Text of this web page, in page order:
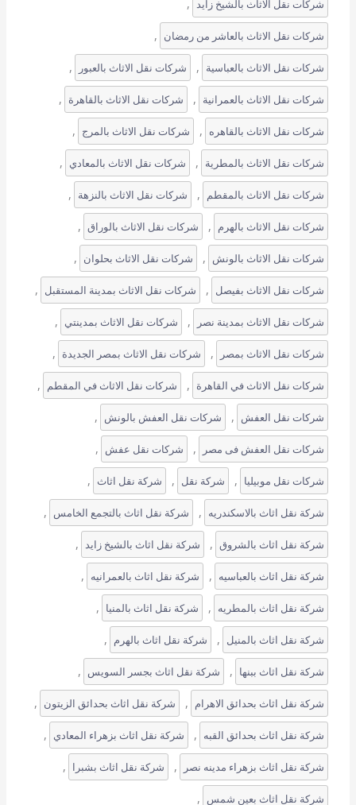
شركات نقل الاثاث بالشيخ زايد ,
شركات نقل الاثاث بالعاشر من رمضان ,
شركات نقل الاثاث بالعباسية , شركات نقل الاثاث بالعبور ,
شركات نقل الاثاث بالعمرانية , شركات نقل الاثاث بالقاهرة ,
شركات نقل الاثاث بالقاهره , شركات نقل الاثاث بالمرج ,
شركات نقل الاثاث بالمطرية , شركات نقل الاثاث بالمعادي ,
شركات نقل الاثاث بالمقطم , شركات نقل الاثاث بالنزهة ,
شركات نقل الاثاث بالهرم , شركات نقل الاثاث بالوراق ,
شركات نقل الاثاث بالونش , شركات نقل الاثاث بحلوان ,
شركات نقل الاثاث بفيصل , شركات نقل الاثاث بمدينة المستقبل ,
شركات نقل الاثاث بمدينة نصر , شركات نقل الاثاث بمدينتي ,
شركات نقل الاثاث بمصر , شركات نقل الاثاث بمصر الجديدة ,
شركات نقل الاثاث في القاهرة , شركات نقل الاثاث في المقطم ,
شركات نقل العفش , شركات نقل العفش بالونش ,
شركات نقل العفش فى مصر , شركات نقل عفش ,
شركات نقل موبيليا , شركة نقل , شركة نقل اثاث ,
شركة نقل اثاث بالاسكندريه , شركة نقل اثاث بالتجمع الخامس ,
شركة نقل اثاث بالشروق , شركة نقل اثاث بالشيخ زايد ,
شركة نقل اثاث بالعباسيه , شركة نقل اثاث بالعمرانيه ,
شركة نقل اثاث بالمطريه , شركة نقل اثاث بالمنيا ,
شركة نقل اثاث بالمنيل , شركة نقل اثاث بالهرم ,
شركة نقل اثاث ببنها , شركة نقل اثاث بجسر السويس ,
شركة نقل اثاث بحدائق الاهرام , شركة نقل اثاث بحدائق الزيتون ,
شركة نقل اثاث بحدائق القبه , شركة نقل اثاث بزهراء المعادي ,
شركة نقل اثاث بزهراء مدينه نصر , شركة نقل اثاث بشبرا ,
شركة نقل اثاث بعين شمس ,